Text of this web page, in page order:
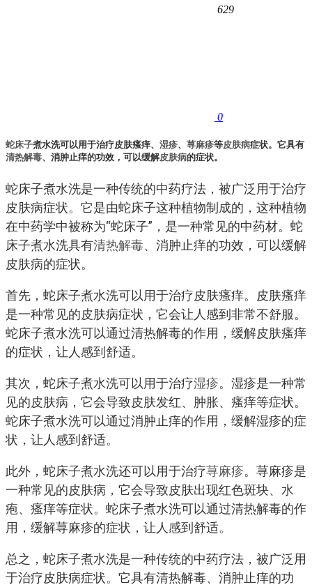
629
0
蛇床子煮水洗可以用于治疗皮肤瘙痒、 湿疹、 荨麻疹等皮肤病症状。它具有
清热解毒、消肿止痒的功效，可以缓解皮肤病的症状。
蛇床子煮水洗是一种传统的中药疗法，被广泛用于治疗
皮肤病症状。它是由蛇床子这种植物制成的，这种植物
在中药学中被称为“蛇床子”，是一种常见的中药材。蛇
床子煮水洗具有清热解毒、消肿止痒的功效，可以缓解
皮肤病的症状。
首先，蛇床子煮水洗可以用于治疗皮肤瘙痒。皮肤瘙痒
是一种常见的皮肤病症状，它会让人感到非常不舒服。
蛇床子煮水洗可以通过清热解毒的作用，缓解皮肤瘙痒
的症状，让人感到舒适。
其次，蛇床子煮水洗可以用于治疗湿疹。湿疹是一种常
见的皮肤病，它会导致皮肤发红、肿胀、瘙痒等症状。
蛇床子煮水洗可以通过消肿止痒的作用，缓解湿疹的症
状，让人感到舒适。
此外，蛇床子煮水洗还可以用于治疗荨麻疹。荨麻疹是
一种常见的皮肤病，它会导致皮肤出现红色斑块、水
疱、瘙痒等症状。蛇床子煮水洗可以通过清热解毒的作
用，缓解荨麻疹的症状，让人感到舒适。
总之，蛇床子煮水洗是一种传统的中药疗法，被广泛用
于治疗皮肤病症状。它具有清热解毒、消肿止痒的功